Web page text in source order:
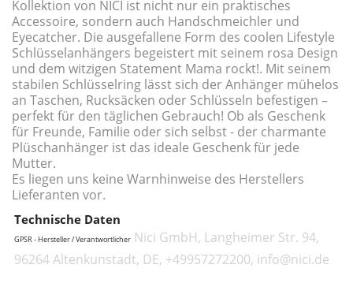
Kollektion von NICI ist nicht nur ein praktisches
Accessoire, sondern auch Handschmeichler und
Eyecatcher. Die ausgefallene Form des coolen Lifestyle
Schlüsselanhängers begeistert mit seinem rosa Design
und dem witzigen Statement Mama rockt!. Mit seinem
stabilen Schlüsselring lässt sich der Anhänger mühelos
an Taschen, Rucksäcken oder Schlüsseln befestigen –
perfekt für den täglichen Gebrauch! Ob als Geschenk
für Freunde, Familie oder sich selbst - der charmante
Plüschanhänger ist das ideale Geschenk für jede
Mutter.
Es liegen uns keine Warnhinweise des Herstellers
Lieferanten vor.
Technische Daten
GPSR - Hersteller / Verantwortlicher Nici GmbH, Langheimer Str. 94,
96264 Altenkunstadt, DE, +49957272200, info@nici.de